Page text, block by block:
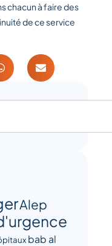
chacun à faire des
de ce service
Alep
bab al